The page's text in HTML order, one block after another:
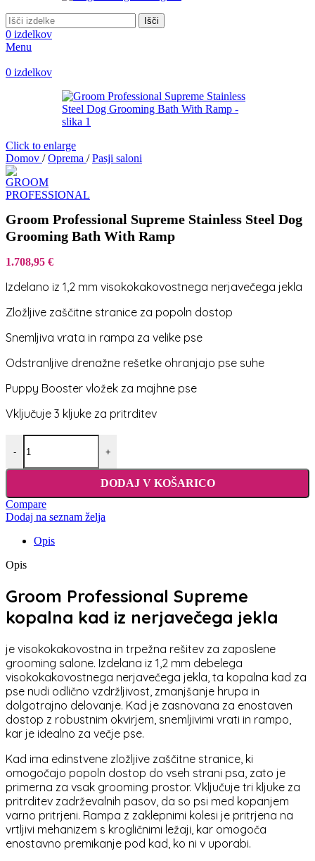
Išči
0 izdelkov
Menu
0 izdelkov
Click to enlarge
Domov / Oprema / Pasji saloni
Groom Professional Supreme Stainless Steel Dog
Grooming Bath With Ramp
1.708,95 €
Izdelano iz 1,2 mm visokokakovostnega nerjavečega jekla
Zložljive zaščitne stranice za popoln dostop
Snemljiva vrata in rampa za velike pse
Odstranljive drenažne rešetke ohranjajo pse suhe
Puppy Booster vložek za majhne pse
Vključuje 3 kljuke za pritrditev
-
Groom Professional Supreme Stainless Steel Dog Grooming Bath
+
DODAJ V KOŠARICO
Compare
Dodaj na seznam želja
Opis
Opis
Groom Professional Supreme
kopalna kad iz nerjavečega jekla
je visokokakovostna in trpežna rešitev za zaposlene
grooming salone. Izdelana iz 1,2 mm debelega
visokokakovostnega nerjavečega jekla, ta kopalna kad za
pse nudi odlično vzdržljivost, zmanjšanje hrupa in
dolgotrajno delovanje. Kad je zasnovana za enostaven
dostop z robustnim okvirjem, snemljivimi vrati in rampo,
kar je idealno za večje pse.
Kad ima edinstvene zložljive zaščitne stranice, ki
omogočajo popoln dostop do vseh strani psa, zato je
primerna za vsak grooming prostor. Vključuje tri kljuke za
pritrditev zadrževalnih pasov, da so psi med kopanjem
varno pritrjeni. Rampa z zaklepnimi kolesi je pritrjena na
vrtljivi mehanizem s krogličnimi ležaji, kar omogoča
enostavno premikanje pod kad, ko ni v uporabi.